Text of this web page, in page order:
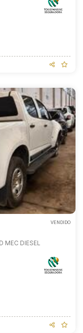
VENDIDO
MEC DIESEL